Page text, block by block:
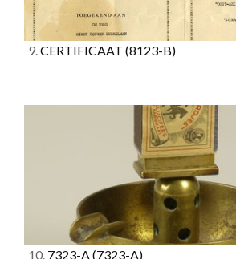
9.CERTIFICAAT (8123-B)
10. 7323-A(7323-A)